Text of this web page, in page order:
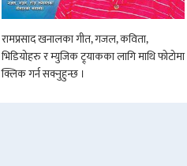
रामप्रसाद खनालका गीत, गजल, कविता,
भिडियोहरु र म्युजिक ट्र्याकका लागि माथि फोटोमा
क्लिक गर्न सक्नुहुन्छ ।